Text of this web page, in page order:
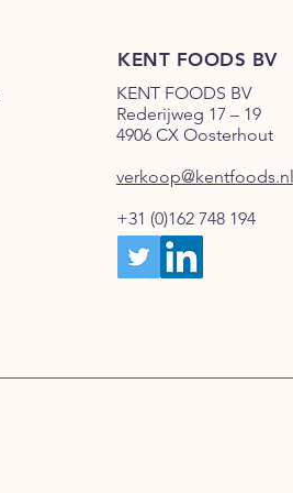
KENT FOODS BV
KENT FOODS BV
Rederijweg 17 – 19
4906 CX Oosterhout
+31 (0)162 748 194